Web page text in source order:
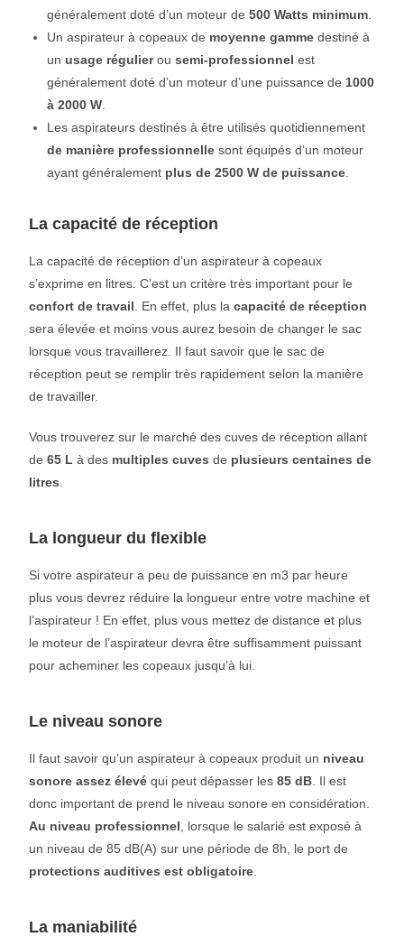
généralement doté d’un moteur de500 Watts minimum
Un aspirateur à copeaux de moyenne gamme destiné à
un usage régulierousemi-professionnel est
généralement doté d’un moteur d’une puissance de 1000
à 2000 W
Les aspirateurs destinés à être utilisés quotidiennement
de manière professionnelle sont équipés d’un moteur
ayant généralement plus de 2500 W de puissance
La capacité de réception
La capacité de réception d’un aspirateur à copeaux
s’exprime en litres. C’est un critère très important pour le
confort de travail . En effet, plus lacapacité de réception
sera élevée et moins vous aurez besoin de changer le sac
lorsque vous travaillerez. Il faut savoir que le sac de
réception peut se remplir très rapidement selon la manière
de travailler.
Vous trouverez sur le marché des cuves de réception allant
de 65 L à des multiples cuves de plusieurs centaines de
litres
La longueur du flexible
Si votre aspirateur a peu de puissance en m3 par heure
plus vous devrez réduire la longueur entre votre machine et
l’aspirateur ! En effet, plus vous mettez de distance et plus
le moteur de l’aspirateur devra être suffisamment puissant
pour acheminer les copeaux jusqu’à lui.
Le niveau sonore
Il faut savoir qu’un aspirateur à copeaux produit un niveau
sonore assez élevé qui peut dépasser les85 dB . Il est
donc important de prend le niveau sonore en considération.
Au niveau professionnel , lorsque le salarié est exposé à
un niveau de 85 dB(A) sur une période de 8h, le port de
protections auditives est obligatoire
La maniabilité